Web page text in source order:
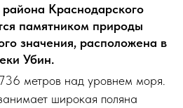
Краснодарского
памятником природы
значения, расположена в
Убин.
метров над уровнем моря.
широкая поляна